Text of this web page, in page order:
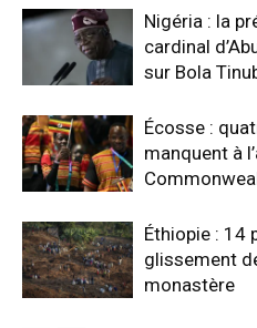
Nigéria : la
cardinal
sur Bola
Écosse :
manquent à
Éthiopie : 14
glissement
monastère